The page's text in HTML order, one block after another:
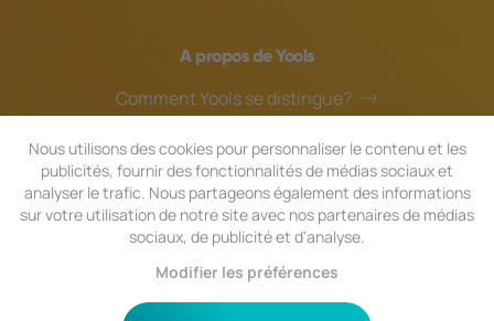
A propos de Yools
Comment Yools se distingue?
Blog
Assistance en ligne
© 2024 Yools Tous droits réservés.
Nous utilisons des cookies pour personnaliser le contenu et les
publicités, fournir des fonctionnalités de médias sociaux et
analyser le trafic. Nous partageons également des informations
sur votre utilisation de notre site avec nos partenaires de médias
sociaux, de publicité et d'analyse.
Modifier les préférences